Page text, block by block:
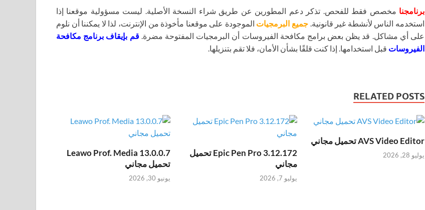
برنامجنا مخصص فقط للفحص. تذكر دعم المطورين عن طريق شراء النسخة الأصلية. ليست مسؤولية موقعنا إذا
استخدمه الناس لأنشطة غير قانونية. جميع البرمجيات الموجودة على موقعنا مأخوذة من الإنترنت، لذا لا يمكننا أن نلوم
على أي مشاكل. قد يظن بعض برامج مكافحة الفيروسات أن البرمجيات المفتوحة مضرة.قم بإيقاف برنامج مكافحة
الفيروسات قبل استخدامها. إذا كنت قلقًا بشأن الأمان، فلا تقم بتنزيلها.
RELATED POSTS
AVS Video Editor تحميل مجاني
يوليو 28, 2026
Epic Pen Pro 3.12.172 تحميل
مجاني
يوليو 7, 2026
Leawo Prof. Media 13.0.0.7
تحميل مجاني
يونيو 30, 2026